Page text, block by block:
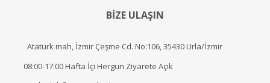
BİZE ULAŞIN
Atatürk mah, İzmir Çeşme Cd. No:106, 35430 Urla/İzmir
08:00-17:00 Hafta İçi Hergün Ziyarete Açık